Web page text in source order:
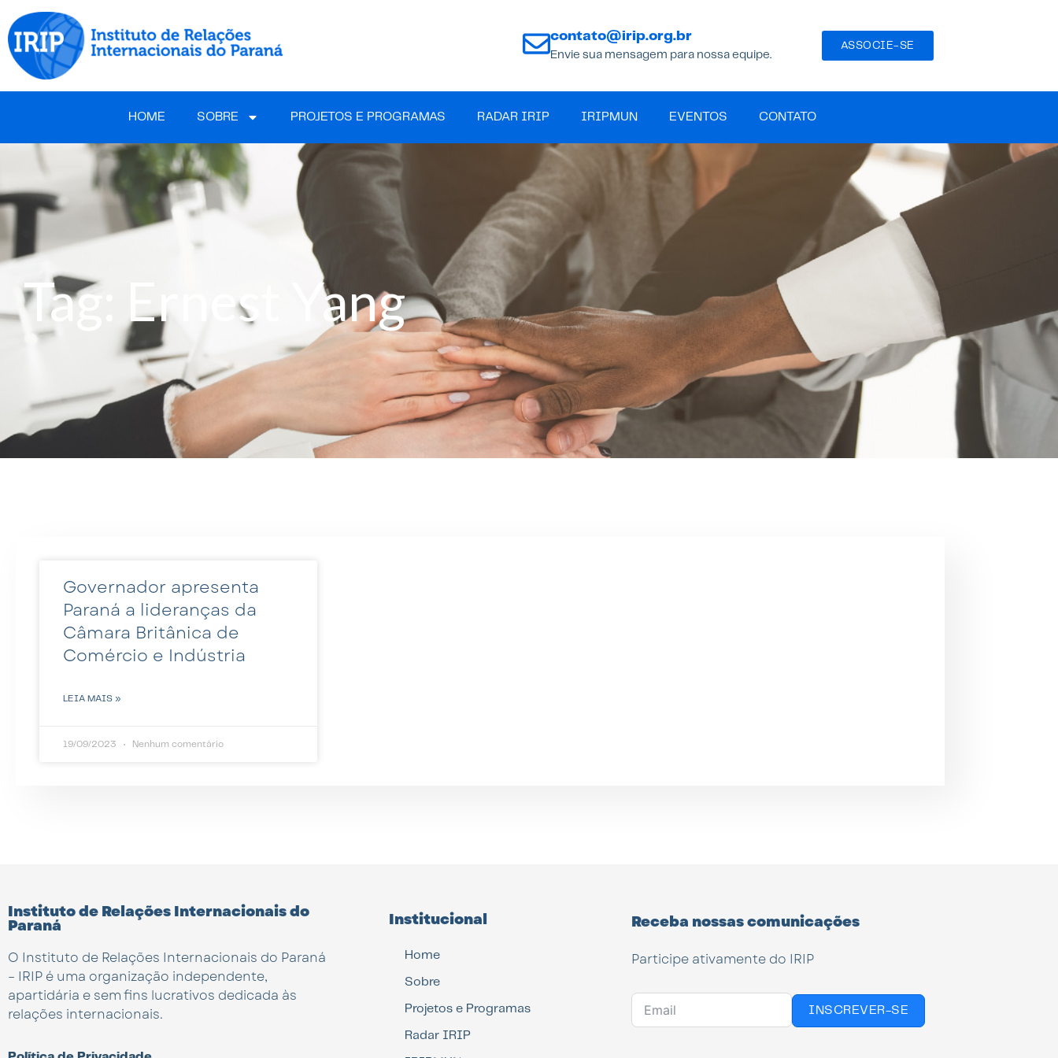
contato@irip.org.br
Envie sua mensagem para nossa equipe.
ASSOCIE-SE
HOME SOBRE PROJETOS E PROGRAMAS RADAR IRIP IRIPMUN EVENTOS CONTATO
Tag: Ernest Yang
Governador apresenta
Paraná a lideranças da
Câmara Britânica de
Comércio e Indústria
LEIA MAIS »
19/09/2023 Nenhum comentário
Instituto de Relações Internacionais do
Paraná
O Instituto de Relações Internacionais do Paraná
– IRIP é uma organização independente,
apartidária e sem fins lucrativos dedicada às
relações internacionais.
Institucional
Home
Sobre
Projetos e Programas
Radar IRIP
Receba nossas comunicações
Participe ativamente do IRIP
INSCREVER-SE